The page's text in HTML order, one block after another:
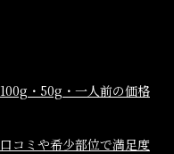
・50g・一人前の価格
コミや希少部位で満足度